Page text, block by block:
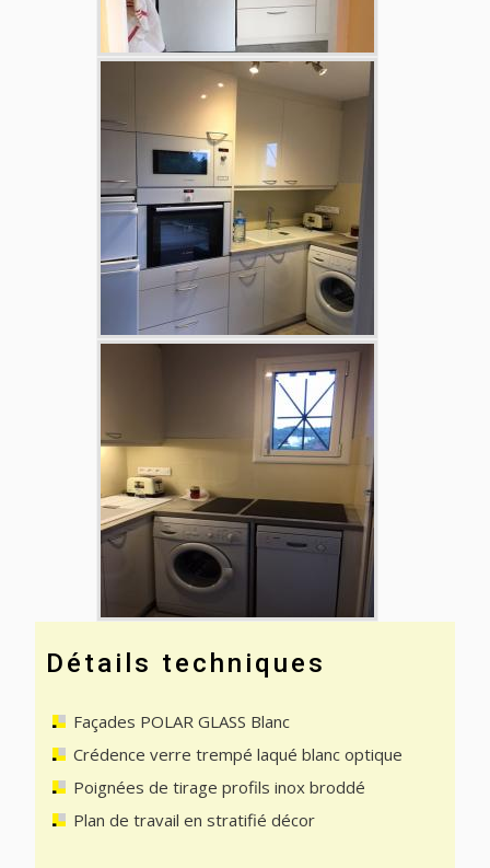
Détails techniques
Façades POLAR GLASS Blanc
Crédence verre trempé laqué blanc optique
Poignées de tirage profils inox broddé
Plan de travail en stratifié décor